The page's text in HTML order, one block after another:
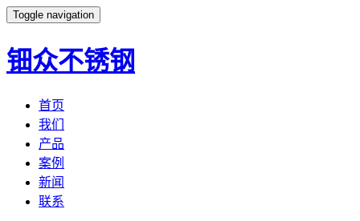
Toggle navigation
钿众不锈钢
首页
我们
产品
案例
新闻
联系